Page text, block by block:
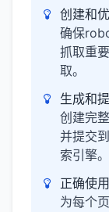
创建和
确保
抓取重
取。
生成和
创建完
并提交
索引擎。
正确使
为每个